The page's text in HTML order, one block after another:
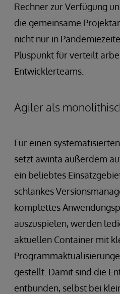
Rechner zur Verfügung
die gemeinsame
nicht nur in
Pluspunkt für verteilt
Entwicklerteams.
Agiler als
Für einen
setzt awinta außerdem
ein beliebtes
schlankes
komplettes
auszuspielen, werden
aktuellen Container mit
gestellt. Damit sind die
entbunden, selbst bei